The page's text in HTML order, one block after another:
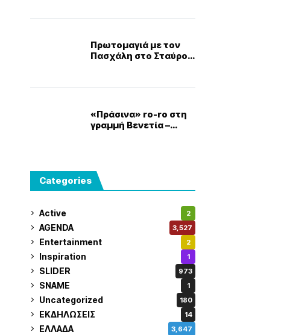
Πρωτομαγιά με τον
Πασχάλη στο Σταύρος
«Πράσινα» ro-ro στη
γραμμή Βενετία –
Categories
Active 2
AGENDA 3,527
Entertainment 2
Inspiration 1
SLIDER 973
SNAME 1
Uncategorized 180
ΕΚΔΗΛΩΣΕΙΣ 14
ΕΛΛΑΔΑ 3,647